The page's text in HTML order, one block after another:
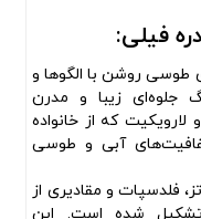
فیلی:
طوسی روشن با الگوها و
جلوه‌ای زیبا و مدرن
که از خانواده
آبی و طوسی
فلدسپات و مقادیری از
تشکیل شده است. این